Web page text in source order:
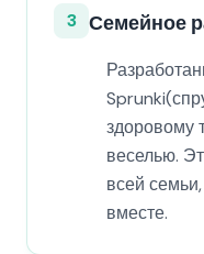
3 Семейное
здоровому
веселью.
всей
вместе.